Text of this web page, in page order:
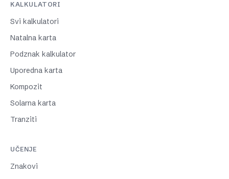
KALKULATORI
Svi kalkulatori
Natalna karta
Podznak kalkulator
Uporedna karta
Kompozit
Solarna karta
Tranziti
UČENJE
Znakovi